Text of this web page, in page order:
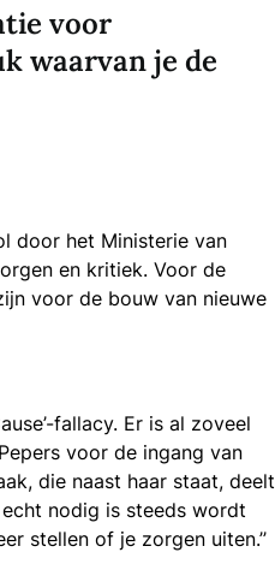
voor
waarvan je de
door het Ministerie van
en kritiek. Voor de
voor de bouw van nieuwe
fallacy. Er is al zoveel
voor de ingang van
die naast haar staat, deelt
nodig is steeds wordt
stellen of je zorgen uiten.’’